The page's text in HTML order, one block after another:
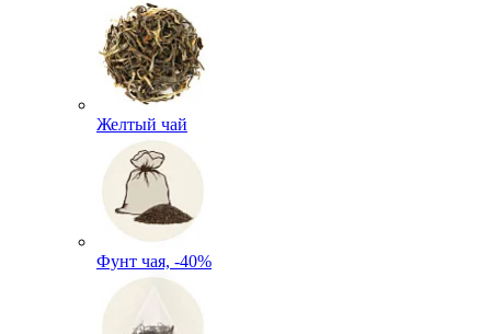
Желтый чай
Фунт чая, -40%